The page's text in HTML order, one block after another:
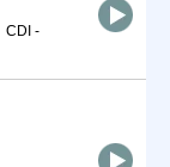
CDI -